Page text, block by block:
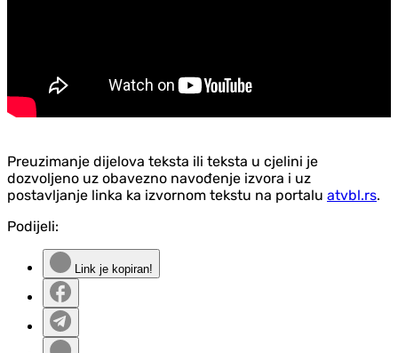
Preuzimanje dijelova teksta ili teksta u cjelini je
dozvoljeno uz obavezno navođenje izvora i uz
postavljanje linka ka izvornom tekstu na portalu atvbl.rs.
Podijeli:
Link je kopiran!